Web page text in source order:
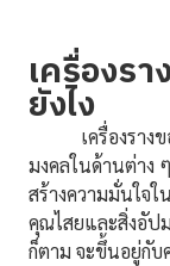
เครื่องร
ยังไง
เครื่องรางของ
มงคลในด้านต่าง
สร้างความมั่นใจ
คุณไสยและสิ่งอัป
ก็ตาม จะขึ้นอยู่กับ